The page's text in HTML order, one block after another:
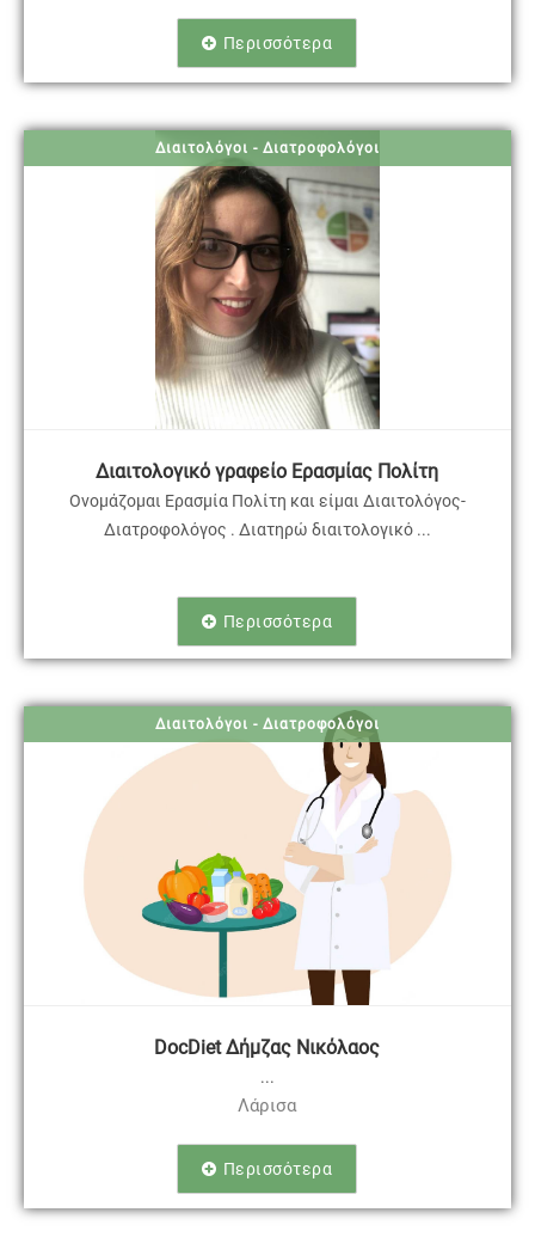
Περισσότερα
Διαιτολόγοι - Διατροφολόγοι
Διαιτολογικό γραφείο Ερασμίας Πολίτη
Ονομάζομαι Ερασμία Πολίτη και είμαι Διαιτολόγος-
Διατροφολόγος . Διατηρώ διαιτολογικό ...
Περισσότερα
Διαιτολόγοι - Διατροφολόγοι
DocDiet Δήμζας Νικόλαος
...
Λάρισα
Περισσότερα